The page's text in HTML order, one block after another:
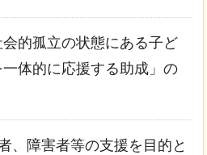
会的孤立の状態にある子ど
体的に応援する助成」の
、障害者等の支援を目的と